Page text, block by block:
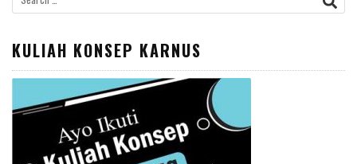
for:
KULIAH KONSEP KARNUS